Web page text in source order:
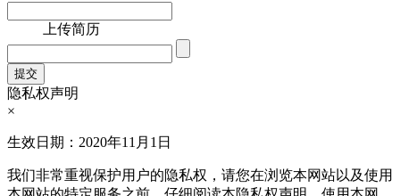
上传简历
隐私权声明
×
生效日期：2020年11月1日
我们非常重视保护用户的隐私权，请您在浏览本网站以及使用